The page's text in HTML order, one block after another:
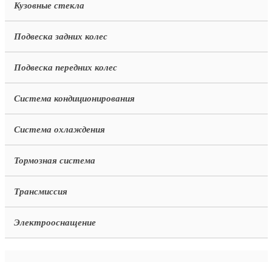
Кузовные стекла
Подвеска задних колес
Подвеска передних колес
Система кондиционирования
Система охлаждения
Тормозная система
Трансмиссия
Электрооснащение